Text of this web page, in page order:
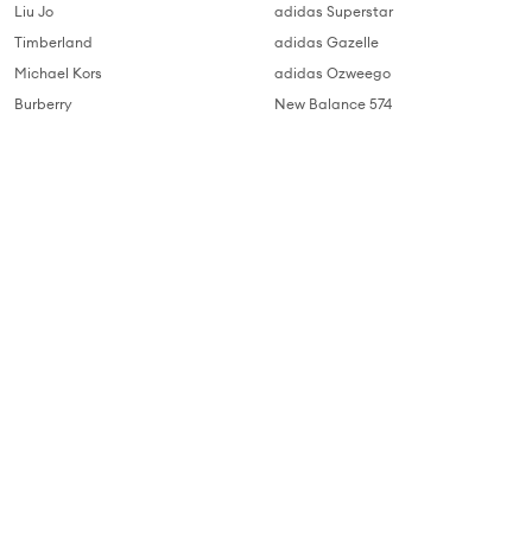
Liu Jo
Timberland
Michael Kors
Burberry
adidas Superstar
adidas Gazelle
adidas Ozweego
New Balance 574